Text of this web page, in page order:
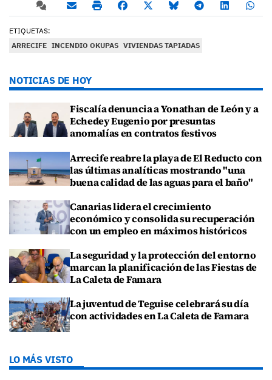
ETIQUETAS:
ARRECIFE INCENDIO OKUPAS VIVIENDAS TAPIADAS
NOTICIAS DE HOY
Fiscalía denuncia a Yonathan de León y a
Echedey Eugenio por presuntas
anomalías en contratos festivos
Arrecife reabre la playa de El Reducto con
las últimas analíticas mostrando "una
buena calidad de las aguas para el baño"
Canarias lidera el crecimiento
económico y consolida su recuperación
con un empleo en máximos históricos
La seguridad y la protección del entorno
marcan la planificación de las Fiestas de
La Caleta de Famara
La juventud de Teguise celebrará su día
con actividades en La Caleta de Famara
LO MÁS VISTO